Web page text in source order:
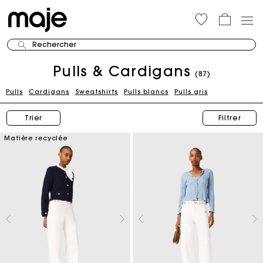
Rechercher
Pulls & Cardigans (87)
Pulls Cardigans Sweatshirts Pulls blancs Pulls gris
Trier Filtrer
Matière recyclée